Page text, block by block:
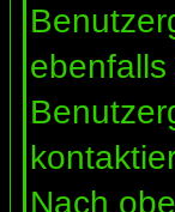
Nach